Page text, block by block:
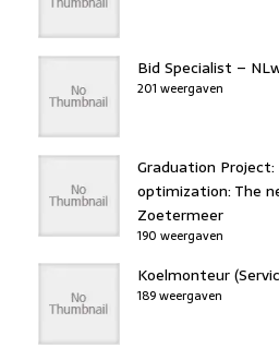
Bid Specialist –
201 weergaven
Graduation
optimization: The
Zoetermeer
190 weergaven
Koelmonteur
189 weergaven